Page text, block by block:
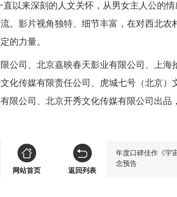
以来深刻的人文关怀，从男女主人公的
。影片视角独特、细节丰富，在对西北农
的力量。
公司、北京嘉映春天影业有限公司、上海
化传媒有限责任公司、虎城七号（北京）
限公司、北京开秀文化传媒有限公司出品
年度口碑佳作《宇
念预告
网站首页
返回列表